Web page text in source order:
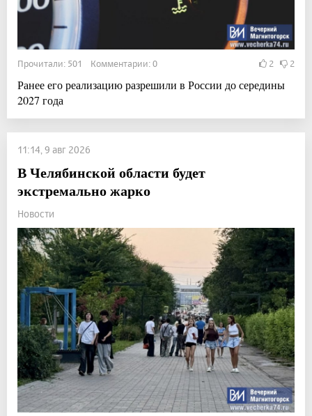
Прочитали: 501 Комментарии: 0 2 2
Ранее его реализацию разрешили в России до середины
2027 года
11:14, 9 авг 2026
В Челябинской области будет
экстремально жарко
Новости